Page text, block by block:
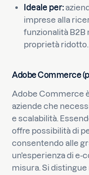
Ideale per:
imprese alla
funzionalità B2B
proprietà ridotto.
Adobe Commerce
Adobe Commerce
aziende che
e scalabilità.
offre possibilità di
consentendo alle
un'esperienza di
misura. Si